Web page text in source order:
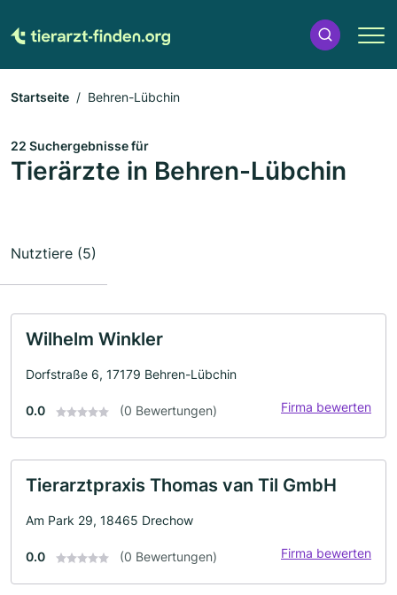
Startseite Behren-Lübchin
22 Suchergebnisse für
Tierärzte in Behren-Lübchin
Nutztiere (5)
Wilhelm Winkler
Dorfstraße 6, 17179 Behren-Lübchin
0.0 (0 Bewertungen) Firma bewerten
Tierarztpraxis Thomas van Til GmbH
Am Park 29, 18465 Drechow
0.0 (0 Bewertungen) Firma bewerten